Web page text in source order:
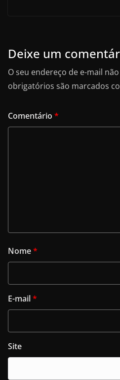
Deixe um
O seu endereço de e-mail
obrigatórios são marcados
Comentário *
Nome*
E-mail*
Site